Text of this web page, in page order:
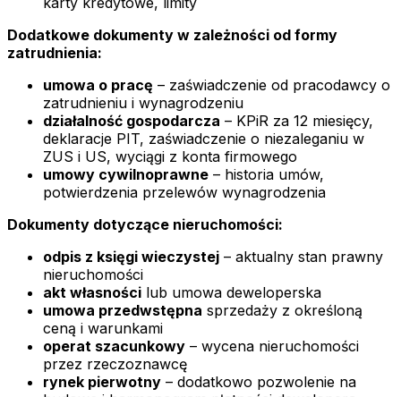
Dodatkowe dokumenty w zależności od formy
zatrudnienia:
umowa o pracę – zaświadczenie od pracodawcy o
zatrudnieniu i wynagrodzeniu
działalność gospodarcza – KPiR za 12 miesięcy,
deklaracje PIT, zaświadczenie o niezaleganiu w
ZUS i US, wyciągi z konta firmowego
umowy cywilnoprawne – historia umów,
potwierdzenia przelewów wynagrodzenia
Dokumenty dotyczące nieruchomości:
odpis z księgi wieczystej – aktualny stan prawny
nieruchomości
akt własności lub umowa deweloperska
umowa przedwstępna sprzedaży z określoną
ceną i warunkami
operat szacunkowy – wycena nieruchomości
przez rzeczoznawcę
rynek pierwotny – dodatkowo pozwolenie na